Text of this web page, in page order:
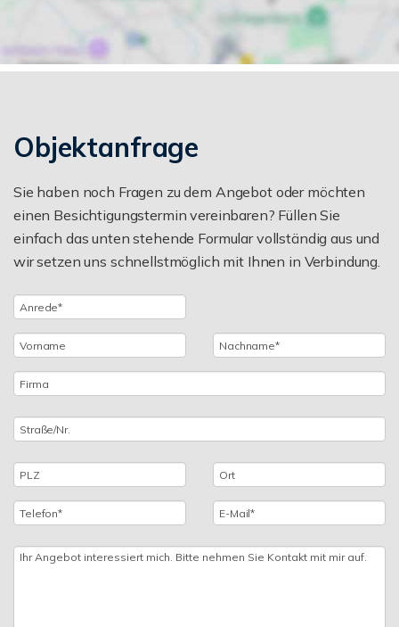
Objektanfrage
Sie haben noch Fragen zu dem Angebot oder möchten
einen Besichtigungstermin vereinbaren? Füllen Sie
einfach das unten stehende Formular vollständig aus und
wir setzen uns schnellstmöglich mit Ihnen in Verbindung.